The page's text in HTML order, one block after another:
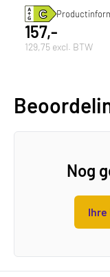
157,-
129,75 excl. BTW
Nog